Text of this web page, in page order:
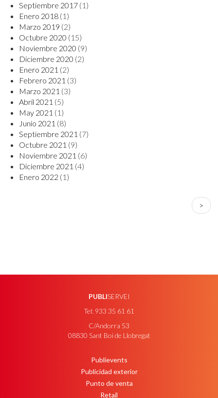
Septiembre 2017 (1)
Enero 2018 (1)
Marzo 2019 (2)
Octubre 2020 (15)
Noviembre 2020 (9)
Diciembre 2020 (2)
Enero 2021 (2)
Febrero 2021 (3)
Marzo 2021 (3)
Abril 2021 (5)
May 2021 (1)
Junio 2021 (8)
Septiembre 2021 (7)
Octubre 2021 (9)
Noviembre 2021 (6)
Diciembre 2021 (4)
Enero 2022 (1)
>
PUBLISERVEI
Tel: 933 35 61 61
C/Andorra 53
08830 Sant Boi de Llobregat
Publievents
Publicidad exterior
Punto de venta
Retail